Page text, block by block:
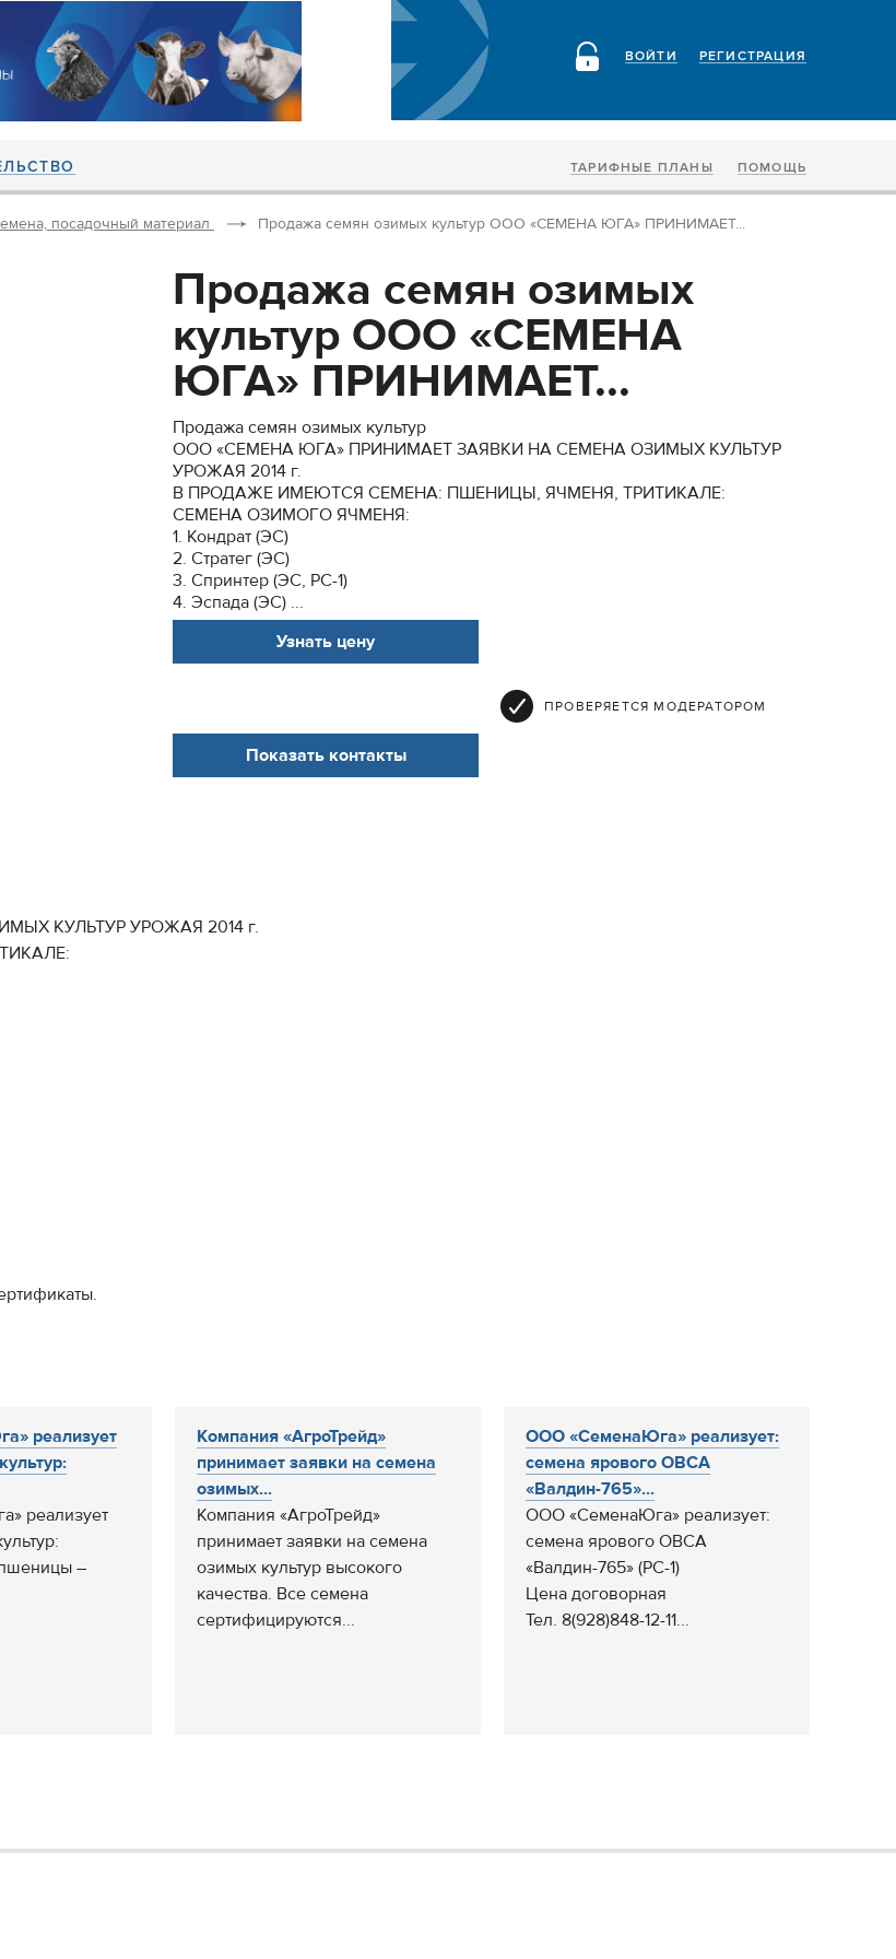
РЕГИСТРАЦИЯ
ВОЙТИ
ТАРИФНЫЕ ПЛАНЫ ПОМОЩЬ
посадочный материал Продажа семян озимых культур ООО «СЕМЕНА ЮГА» ПРИНИМАЕТ...
Продажа семян озимых
культур ООО «СЕМЕНА
ЮГА» ПРИНИМАЕТ...
Продажа семян озимых культур
ООО «СЕМЕНА ЮГА» ПРИНИМАЕТ ЗАЯВКИ НА СЕМЕНА ОЗИМЫХ КУЛЬТУР
УРОЖАЯ 2014 г.
В ПРОДАЖЕ ИМЕЮТСЯ СЕМЕНА: ПШЕНИЦЫ, ЯЧМЕНЯ, ТРИТИКАЛЕ:
СЕМЕНА ОЗИМОГО ЯЧМЕНЯ:
1. Кондрат (ЭС)
2. Стратег (ЭС)
3. Спринтер (ЭС, РС-1)
4. Эспада (ЭС) ...
Узнать цену
ПРОВЕРЯЕТСЯ МОДЕРАТОРОМ
Показать контакты
КУЛЬТУР УРОЖАЯ 2014 г.
реализует
реализует
–
Компания «АгроТрейд»
принимает заявки на семена
озимых...
Компания «АгроТрейд»
принимает заявки на семена
озимых культур высокого
качества. Все семена
сертифицируются...
ООО «СеменаЮга» реализует:
семена ярового ОВСА
«Валдин-765»...
ООО «СеменаЮга» реализует:
семена ярового ОВСА
«Валдин-765» (РС-1)
Цена договорная
Тел. 8(928)848-12-11...